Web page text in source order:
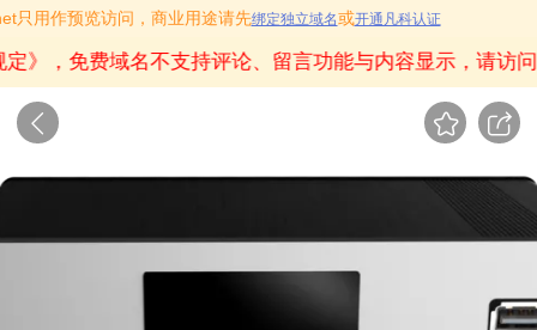
只用作预览访问，商业用途请先绑定独立域名或开通凡科认证
》 ，免费域名不支持评论、留言功能与内容显示，请访